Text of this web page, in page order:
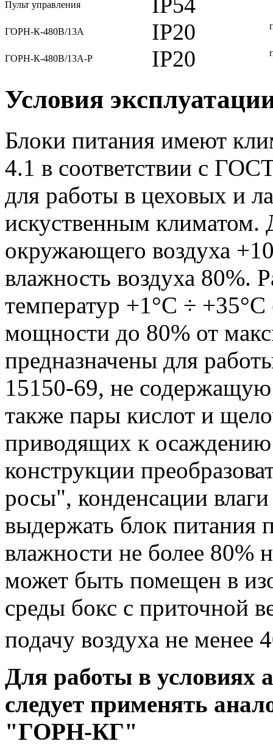
Пульт управления
IP54
ГОРН-К-480В/13А IP20
ГОРН-К-480В/13А-Р IP20
Условия
Блоки питания имеют
4.1 в соответствии с
для работы в цеховых и
искуственным климатом.
окружающего воздуха
влажность воздуха 80%.
температур +1°С ÷
мощности до 80% от
предназначены для
15150-69, не
также пары кислот и
приводящих к осаждению
конструкции
росы", конденсации
выдержать блок питания
влажности не более 80%
может быть помещен в
среды бокс с приточной
подачу воздуха не менее
Для работы в условиях
следует применять
"ГОРН-КГ"